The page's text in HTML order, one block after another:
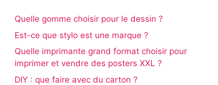
Quelle gomme choisir pour le dessin ?
Est-ce que stylo est une marque ?
Quelle imprimante grand format choisir pour
imprimer et vendre des posters XXL ?
DIY : que faire avec du carton ?